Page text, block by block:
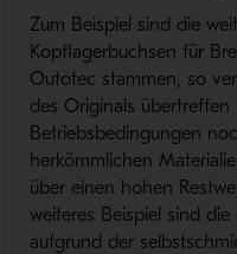
Zum Beispiel sind die
Kopflagerbuchsen für
Outotec stammen, so
des Originals
Betriebsbedingungen
herkömmlichen
über einen hohen
weiteres Beispiel sind
aufgrund der